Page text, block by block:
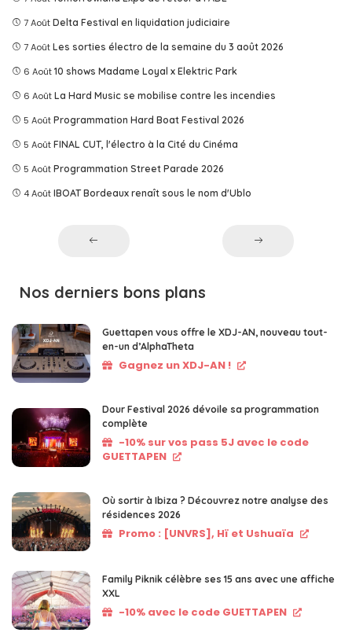
7 Août Delta Festival en liquidation judiciaire
7 Août Les sorties électro de la semaine du 3 août 2026
6 Août 10 shows Madame Loyal x Elektric Park
6 Août La Hard Music se mobilise contre les incendies
5 Août Programmation Hard Boat Festival 2026
5 Août FINAL CUT, l'électro à la Cité du Cinéma
5 Août Programmation Street Parade 2026
4 Août IBOAT Bordeaux renaît sous le nom d'Ublo
Nos derniers bons plans
Guettapen vous offre le XDJ-AN, nouveau tout-
en-un d’AlphaTheta
Gagnez un XDJ-AN !
Dour Festival 2026 dévoile sa programmation
complète
-10% sur vos pass 5J avec le code
GUETTAPEN
Où sortir à Ibiza ? Découvrez notre analyse des
résidences 2026
Promo : [UNVRS], Hï et Ushuaïa
Family Piknik célèbre ses 15 ans avec une affiche
XXL
-10% avec le code GUETTAPEN